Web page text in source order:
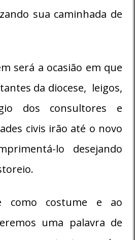
sua caminhada de
será a ocasião em que
da diocese, leigos,
dos consultores e
civis irão até o novo
lo desejando
como costume e ao
uma palavra de